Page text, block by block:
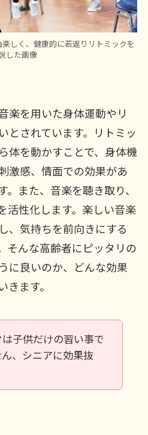
しく、健康的に若返りリトミックを
した画像
楽を用いた身体運動やリ
とされています。リトミッ
体を動かすことで、身体機
激感、情面での効果があ
また、音楽を聴き取り、
活性化します。楽しい音楽
、気持ちを前向きにする
そんな高齢者にピッタリの
に良いのか、どんな効果
ます。
子供だけの習い事で
、シニアに効果抜